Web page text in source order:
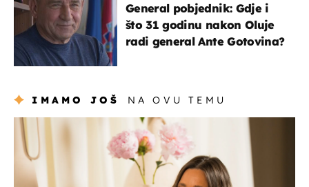
General pobjednik: Gdje i
što 31 godinu nakon Oluje
radi general Ante Gotovina?
IMAMO JOŠ NA OVU TEMU
moda & ljepota